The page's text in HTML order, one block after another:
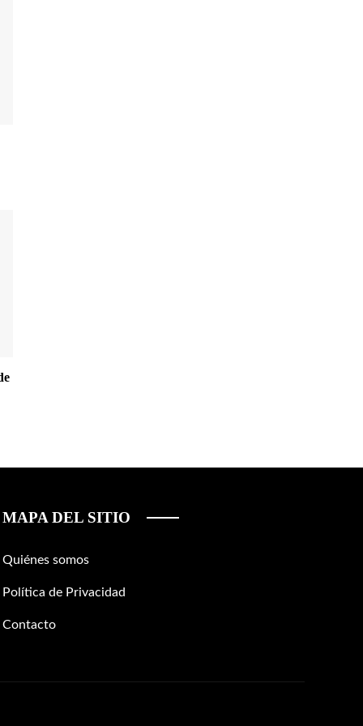
MAPA DEL SITIO
Quiénes somos
Política de Privacidad
Contacto